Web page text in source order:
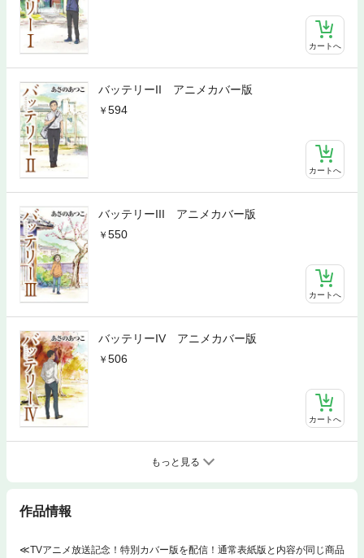
カートへ
バッテリーII アニメカバー版
594
カートへ
バッテリーIII アニメカバー版
550
カートへ
バッテリーIV アニメカバー版
506
カートへ
もっと見る
作品情報
≪TVアニメ放送記念！特別カバー版を配信！通常表紙版と内容が同じ商品